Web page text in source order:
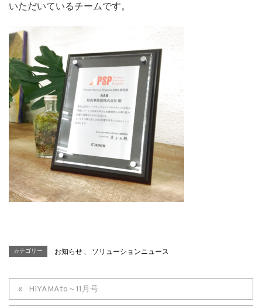
いただいているチームです。
カテゴリー お知らせ、 ソリューションニュース
HIYAMAto～11月号